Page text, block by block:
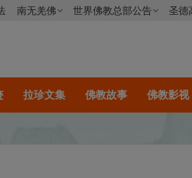
南无羌佛 世界佛教总部公告 圣德
拉珍文集 佛教故事 佛教影视